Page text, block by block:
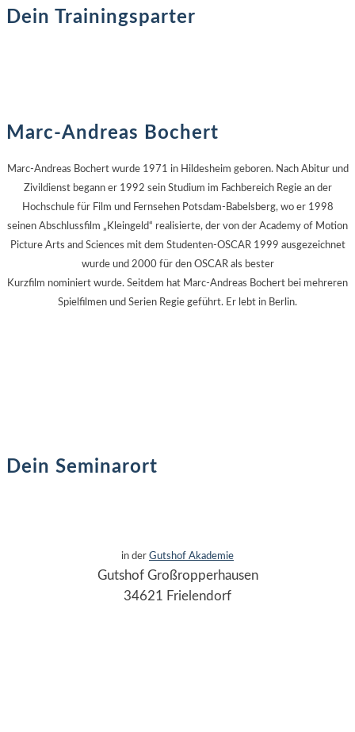
Dein Trainingsparter
Marc-Andreas Bochert
Marc-Andreas Bochert wurde 1971 in Hildesheim geboren. Nach Abitur und
Zivildienst begann er 1992 sein Studium im Fachbereich Regie an der
Hochschule für Film und Fernsehen Potsdam-Babelsberg, wo er 1998
seinen Abschlussfilm „Kleingeld“ realisierte, der von der Academy of Motion
Picture Arts and Sciences mit dem Studenten-OSCAR 1999 ausgezeichnet
wurde und 2000 für den OSCAR als bester
Kurzfilm nominiert wurde. Seitdem hat Marc-Andreas Bochert bei mehreren
Spielfilmen und Serien Regie geführt. Er lebt in Berlin.
Dein Seminarort
in der Gutshof Akademie
Gutshof Großropperhausen
34621 Frielendorf